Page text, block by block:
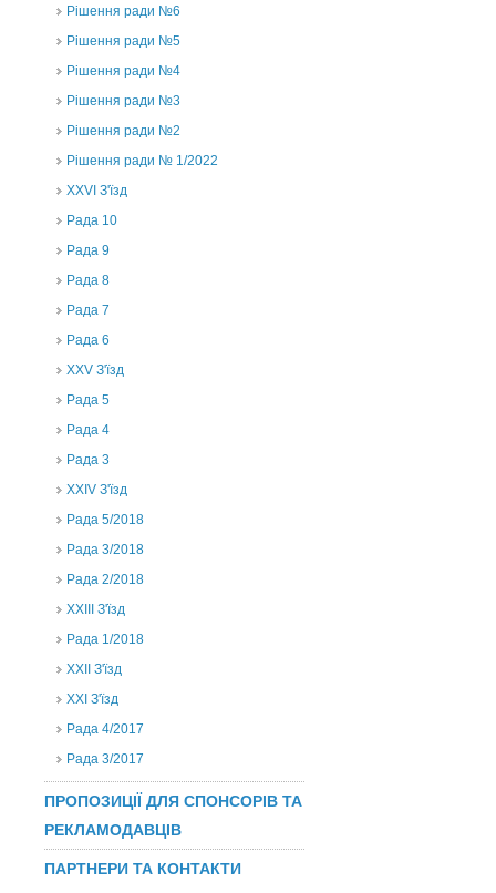
Рішення ради №6
Рішення ради №5
Рішення ради №4
Рішення ради №3
Рішення ради №2
Рішення ради № 1/2022
XXVI З'їзд
Рада 10
Рада 9
Рада 8
Рада 7
Рада 6
XXV З'їзд
Рада 5
Рада 4
Рада 3
ХХIV З'їзд
Рада 5/2018
Рада 3/2018
Рада 2/2018
XXIII З'їзд
Рада 1/2018
ХХІІ З'їзд
XXI З'їзд
Рада 4/2017
Рада 3/2017
ПРОПОЗИЦІЇ ДЛЯ СПОНСОРІВ ТА
РЕКЛАМОДАВЦІВ
ПАРТНЕРИ ТА КОНТАКТИ